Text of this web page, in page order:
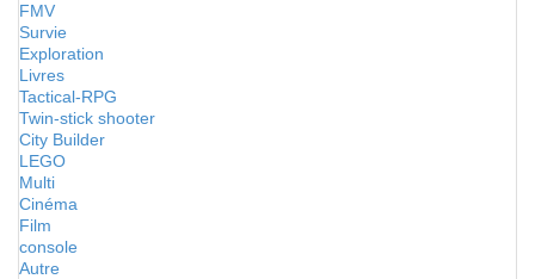
FMV
Survie
Exploration
Livres
Tactical-RPG
Twin-stick shooter
City Builder
LEGO
Multi
Cinéma
Film
console
Autre